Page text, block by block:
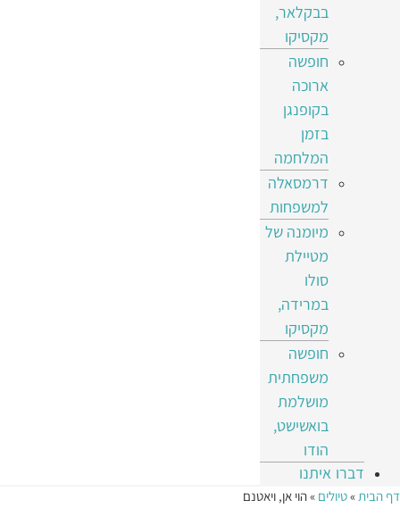
בבקלאר,
מקסיקו
חופשה
ארוכה
בקופנגן
בזמן
המלחמה
דרמסאלה
למשפחות
מיומנה של
מטיילת
סולו
במרידה,
מקסיקו
חופשה
משפחתית
מושלמת
בואשישט,
הודו
דברו איתנו
דף הבית »טיולים »הוי אן, ויאטנם